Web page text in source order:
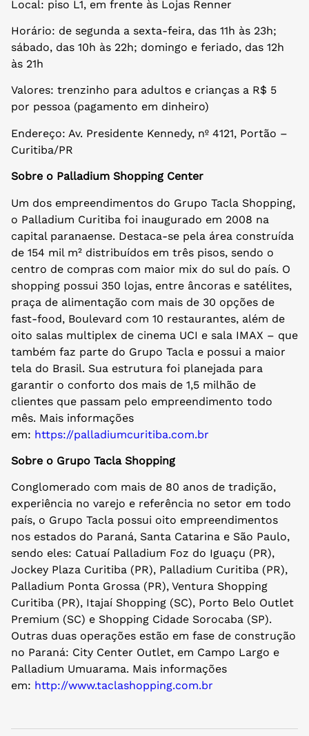
Local: piso L1, em frente às Lojas Renner
Horário: de segunda a sexta-feira, das 11h às 23h;
sábado, das 10h às 22h; domingo e feriado, das 12h
às 21h
Valores: trenzinho para adultos e crianças a R$ 5
por pessoa (pagamento em dinheiro)
Endereço: Av. Presidente Kennedy, nº 4121, Portão –
Curitiba/PR
Sobre o Palladium Shopping Center
Um dos empreendimentos do Grupo Tacla Shopping,
o Palladium Curitiba foi inaugurado em 2008 na
capital paranaense. Destaca-se pela área construída
de 154 mil m² distribuídos em três pisos, sendo o
centro de compras com maior mix do sul do país. O
shopping possui 350 lojas, entre âncoras e satélites,
praça de alimentação com mais de 30 opções de
fast-food, Boulevard com 10 restaurantes, além de
oito salas multiplex de cinema UCI e sala IMAX – que
também faz parte do Grupo Tacla e possui a maior
tela do Brasil. Sua estrutura foi planejada para
garantir o conforto dos mais de 1,5 milhão de
clientes que passam pelo empreendimento todo
mês. Mais informações
em: https://palladiumcuritiba.com.br
Sobre o Grupo Tacla Shopping
Conglomerado com mais de 80 anos de tradição,
experiência no varejo e referência no setor em todo
país, o Grupo Tacla possui oito empreendimentos
nos estados do Paraná, Santa Catarina e São Paulo,
sendo eles: Catuaí Palladium Foz do Iguaçu (PR),
Jockey Plaza Curitiba (PR), Palladium Curitiba (PR),
Palladium Ponta Grossa (PR), Ventura Shopping
Curitiba (PR), Itajaí Shopping (SC), Porto Belo Outlet
Premium (SC) e Shopping Cidade Sorocaba (SP).
Outras duas operações estão em fase de construção
no Paraná: City Center Outlet, em Campo Largo e
Palladium Umuarama. Mais informações
em: http://www.taclashopping.com.br